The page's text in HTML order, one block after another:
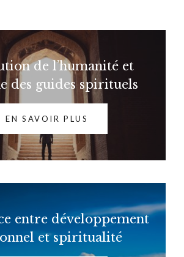
de l’humanité et
des guides spirituels
EN SAVOIR PLUS
entre développement
et spiritualité